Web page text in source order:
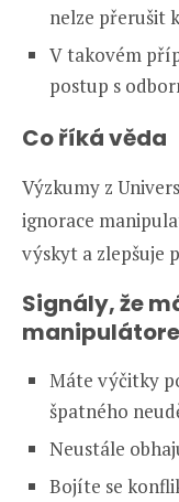
nelze přerušit
V takovém
postup s
Co říká věda
Výzkumy z
ignorace
výskyt a zlepšuje
Signály, že
Máte výčitky
špatného
Neustále
Bojíte se